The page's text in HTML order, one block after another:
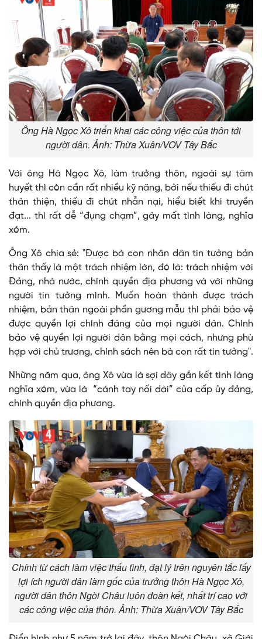
Ông Hà Ngọc Xô triển khai các công việc của thôn tới
người dân. Ảnh: Thừa Xuân/VOV Tây Bắc
Với ông Hà Ngọc Xô, làm trưởng thôn, ngoài sự tâm
huyết thì còn cần rất nhiều kỹ năng, bởi nếu thiếu đi chút
thân thiện, thiếu đi chút nhẫn nại, hiểu biết khi truyền
đạt... thì rất dễ “đụng chạm”, gây mất tình làng, nghĩa
xóm.
Ông Xô chia sẻ: "Được bà con nhân dân tin tưởng bản
thân thấy là một trách nhiệm lớn, đó là: trách nhiệm với
Đảng, nhà nước, chính quyền địa phương và với những
người tin tưởng mình. Muốn hoàn thành được trách
nhiệm, bản thân ngoài phần gương mẫu thì phải bảo vệ
được quyền lợi chính đáng của mọi người dân. Chính
bảo vệ quyền lợi người dân bằng mọi cách, nhưng phù
hợp với chủ trương, chính sách nên bà con rất tin tưởng".
Những năm qua, ông Xô vừa là sợi dây gắn kết tình làng
nghĩa xóm, vừa là “cánh tay nối dài” của cấp ủy đảng,
chính quyền địa phương.
Chính từ cách làm việc thấu tình, đạt lý trên nguyên tắc lấy
lợi ích người dân làm gốc của trưởng thôn Hà Ngọc Xô,
người dân thôn Ngòi Châu luôn đoàn kết, nhất trí cao với
các công việc của thôn. Ảnh: Thừa Xuân/VOV Tây Bắc